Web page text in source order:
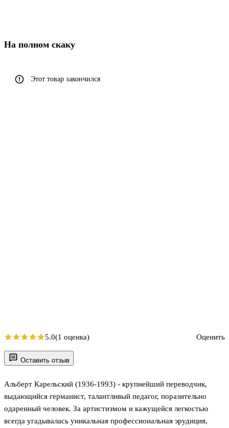
Оставить отзыв
Альберт Карельский (1936-1993) - крупнейший переводчик,
выдающийся германист, талантливый педагог, поразительно
одаренный человек. За артистизмом и кажущейся легкостью
всегда угадывалась уникальная профессиональная эрудиция,
На полном скаку
Этот товар закончился
5.0(1 оценка) Оценить